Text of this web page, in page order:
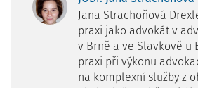
Jana Strachoňová
praxi jako advokát v
v Brně a ve Slavkově u
praxi při výkonu
na komplexní služby z